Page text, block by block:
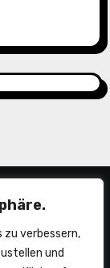
zu verbessern,
und